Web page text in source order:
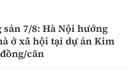
sản 7/8: Hà Nội hướng
ở xã hội tại dự án Kim
căn